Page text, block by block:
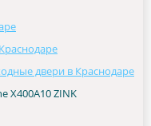
двери в Краснодаре
Х400A10 ZINK